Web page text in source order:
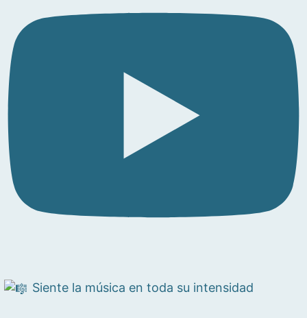
Siente la música en toda su intensidad